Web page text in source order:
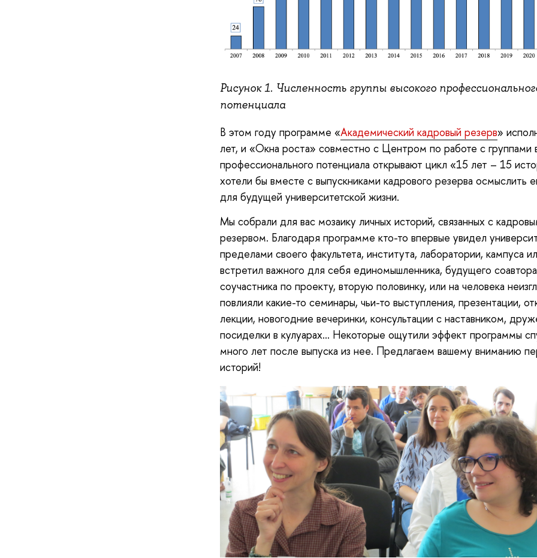
Рисунок 1. Численность группы высокого
потенциала
В этом году программе «Академический кадровый резерв»
лет, и «Окна роста» совместно с Центром по работе с группами
профессионального потенциала открывают цикл «15 лет – 15
хотели бы вместе с выпускниками кадрового резерва осмыслить
для будущей университетской жизни.
Мы собрали для вас мозаику личных историй, связанных с
резервом. Благодаря программе кто-то впервые увидел
пределами своего факультета, института, лаборатории, кампуса
встретил важного для себя единомышленника, будущего
соучастника по проекту, вторую половинку, или на человека
повлияли какие-то семинары, чьи-то выступления, презентации,
лекции, новогодние вечеринки, консультации с наставником,
посиделки в кулуарах... Некоторые ощутили эффект программы
много лет после выпуска из нее. Предлагаем вашему вниманию
историй!